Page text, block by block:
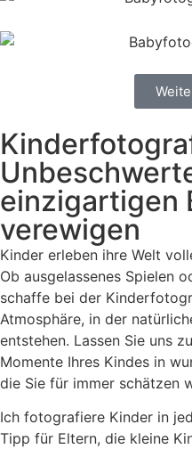
einzigartigen
verewigen
Kinder erleben ihre Welt
Ob ausgelassenes Spielen
schaffe bei der
Atmosphäre, in der
entstehen. Lassen Sie uns
Momente Ihres Kindes in
die Sie für immer schätzen
Ich fotografiere Kinder in
Tipp für Eltern, die kleine